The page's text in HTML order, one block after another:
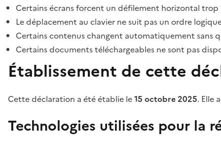
Certains écrans forcent un défilement horizontal
Le déplacement au clavier ne suit pas un ordre
Certains contenus changent automatiquement sans
Certains documents téléchargeables ne sont pas
Établissement de cette
Cette déclaration a été établie le15 octobre 2025. Elle
Technologies utilisées pour la